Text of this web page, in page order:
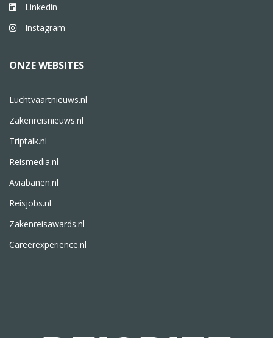
Linkedin
Instagram
ONZE WEBSITES
Luchtvaartnieuws.nl
Zakenreisnieuws.nl
Triptalk.nl
Reismedia.nl
Aviabanen.nl
Reisjobs.nl
Zakenreisawards.nl
Careerexperience.nl